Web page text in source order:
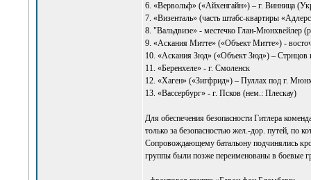
6. «Вервольф» («Айхенгайн») – г. Винница
7. «Визенталь» (часть штабс-квартиры
8. "Вальдвизе» - местечко Глан-Мюнхвейлер
9. «Аскания Митте» («Объект Митте») -
10. «Аскания Зюд» («Объект Зюд») – Стрнцов
11. «Беренхеле» - г. Смоленск
12. «Хаген» («Зигфрид») – Пуллах под г.
13. «Вассербург» - г. Псков (нем.: Плескау)
Для обеспечения безопасности Гитлера
только за безопасностью жел.-дор. путей, по
Сопровождающему батальону подчинялись
группы были позже переименованы в боевые